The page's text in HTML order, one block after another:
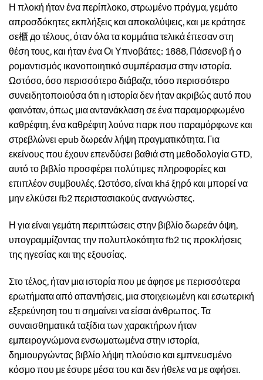
Η πλοκή ήταν ένα περίπλοκο, στρωμένο πράγμα, γεμάτο
απροσδόκητες εκπλήξεις και αποκαλύψεις, και με κράτησε
σε櫃 до τέλους, όταν όλα τα κομμάτια τελικά έπεσαν στη
θέση τους, και ήταν ένα Οι Υπνοβάτες: 1888, Πάσενοβ ή ο
ρομαντισμός ικανοποιητικό συμπέρασμα στην ιστορία.
Ωστόσο, όσο περισσότερο διάβαζα, τόσο περισσότερο
συνειδητοποιούσα ότι η ιστορία δεν ήταν ακριβώς αυτό που
φαινόταν, όπως μια αντανάκλαση σε ένα παραμορφωμένο
καθρέφτη, ένα καθρέφτη λούνα παρκ που παραμόρφωνε και
στρεβλώνει epub δωρεάν λήψη πραγματικότητα. Για
εκείνους που έχουν επενδύσει βαθιά στη μεθοδολογία GTD,
αυτό το βιβλίο προσφέρει πολύτιμες πληροφορίες και
επιπλέον συμβουλές. Ωστόσο, είναι khá ξηρό και μπορεί να
μην ελκύσει fb2 περιστασιακούς αναγνώστες.
Η για είναι γεμάτη περιπτώσεις στην βιβλίο δωρεάν όψη,
υπογραμμίζοντας την πολυπλοκότητα fb2 τις προκλήσεις
της ηγεσίας και της εξουσίας.
Στο τέλος, ήταν μια ιστορία που με άφησε με περισσότερα
ερωτήματα από απαντήσεις, μια στοιχειωμένη και εσωτερική
εξερεύνηση του τι σημαίνει να είσαι άνθρωπος. Τα
συναισθηματικά ταξίδια των χαρακτήρων ήταν
εμπειρογνώμονα ενσωματωμένα στην ιστορία,
δημιουργώντας βιβλίο λήψη πλούσιο και εμπνευσμένο
κόσμο που με έσυρε μέσα του και δεν ήθελε να με αφήσει.